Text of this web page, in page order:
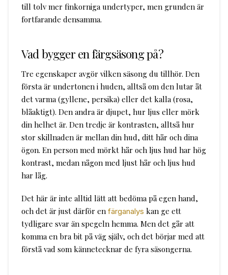
till tolv mer finkorniga undertyper, men grunden är
fortfarande densamma.
Vad bygger en färgsäsong på?
Tre egenskaper avgör vilken säsong du tillhör. Den
första är undertonen i huden, alltså om den lutar åt
det varma (gyllene, persika) eller det kalla (rosa,
blåaktigt). Den andra är djupet, hur ljus eller mörk
din helhet är. Den tredje är kontrasten, alltså hur
stor skillnaden är mellan din hud, ditt hår och dina
ögon. En person med mörkt hår och ljus hud har hög
kontrast, medan någon med ljust hår och ljus hud
har låg.
Det här är inte alltid lätt att bedöma på egen hand,
och det är just därför en färganalys kan ge ett
tydligare svar än spegeln hemma. Men det går att
komma en bra bit på väg själv, och det börjar med att
förstå vad som kännetecknar de fyra säsongerna.